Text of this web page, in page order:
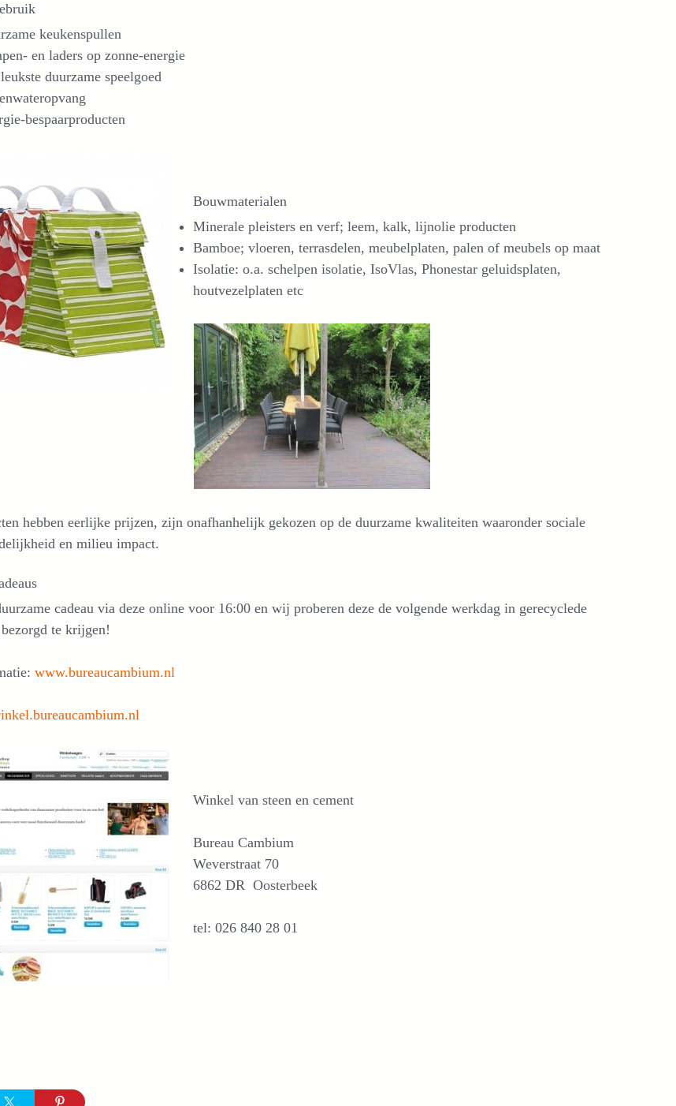
keukenspullen
en laders op zonne-energie
duurzame speelgoed
bespaarproducten
Bouwmaterialen
Minerale pleisters en verf; leem, kalk, lijnolie producten
Bamboe; vloeren, terrasdelen, meubelplaten, palen of meubels op maat
Isolatie: o.a. schelpen isolatie, IsoVlas, Phonestar geluidsplaten,
houtvezelplaten etc
hebben eerlijke prijzen, zijn onafhanhelijk gekozen op de duurzame kwaliteiten waaronder sociale
en milieu impact.
cadeau via deze online voor 16:00 en wij proberen deze de volgende werkdag in gerecyclede
te krijgen!
www.bureaucambium.nl
Winkel van steen en cement
Bureau Cambium
Weverstraat 70
6862 DR Oosterbeek
tel: 026 840 28 01